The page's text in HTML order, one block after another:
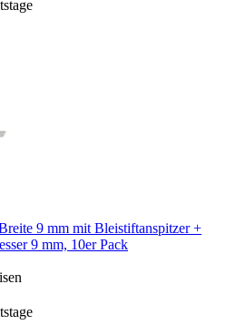
9 mm mit Bleistiftanspitzer +
9 mm, 10er Pack